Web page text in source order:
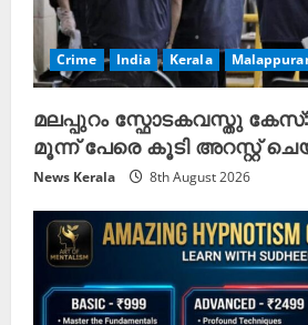
Crime India Kerala
മലപ്പുറം സ്ഫോടകവസ്തു
മൂന്ന് പേരെ കൂടി അറസ്റ്റ്
News Kerala 8th August 2026